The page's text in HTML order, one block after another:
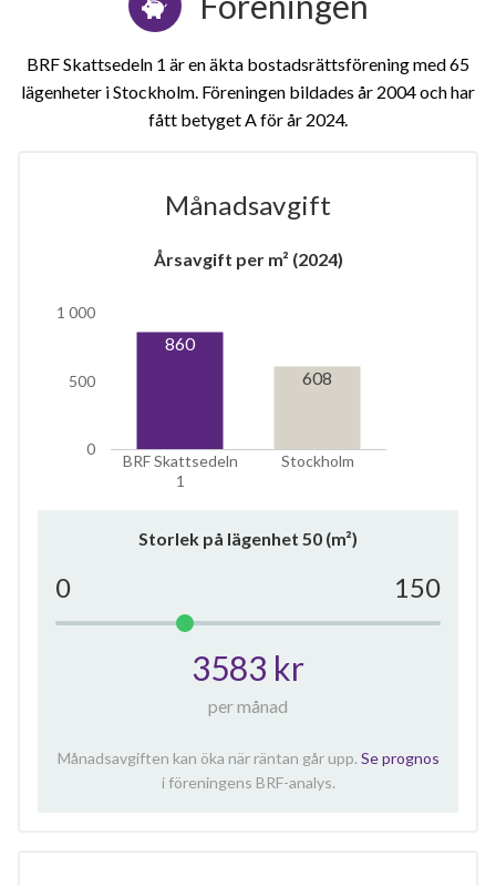
8
BRF Skattsedeln 1 är en äkta bostadsrättsförening med 65
lägenheter i Stockholm. Föreningen bildades år 2004 och har
fått betyget A för år 2024
Månadsavgift
Årsavgift per m² (2024)
BRF Skattsedeln
1
Stockholm
0
500
1 000
860
608
Storlek på lägenhet 50 (m²)
0 150
3583 kr
per månad
Månadsavgiften kan öka när räntan går upp. Se prognos
i föreningens BRF-analys.